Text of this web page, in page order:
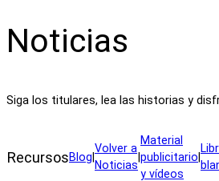
Noticias
Siga los titulares, lea las historias y
RecursosBlog
Volver a
Noticias
Material
publicitario
y vídeos